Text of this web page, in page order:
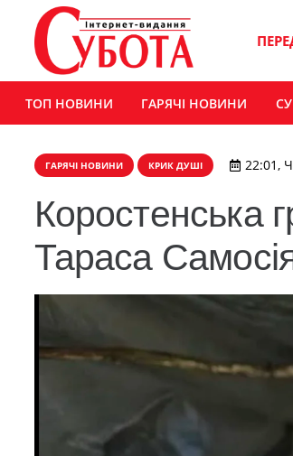
ТОП НОВИНИ ГАРЯЧІ НОВИНИ
ГАРЯЧІ НОВИНИ КРИК ДУШІ 22:01,
Коростенська
Тараса